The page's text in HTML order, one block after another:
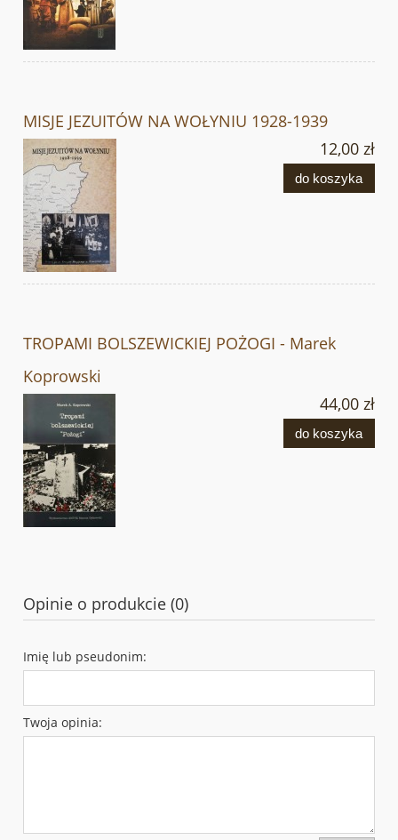
MISJE JEZUITÓW NA WOŁYNIU 1928-1939
12,00 zł
do koszyka
TROPAMI BOLSZEWICKIEJ POŻOGI - Marek
Koprowski
44,00 zł
do koszyka
Opinie o produkcie (0)
Imię lub pseudonim:
Twoja opinia: